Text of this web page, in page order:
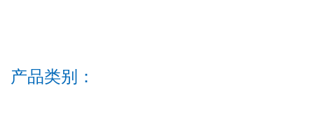
产品类别：